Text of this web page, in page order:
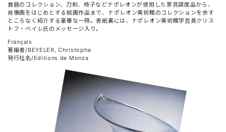
食器のコレクション、刀剣、椅子などナポレオンが使用した家具調度品から、
肖像画をはじめとする絵画作品まで、ナポレオン美術館のコレクションを余す
ところなく紹介する豪華な一冊。表紙裏には、ナポレオン美術館学芸員クリス
トフ・ベイレ氏のメッセージ入り。
Français
著編者/BEYELER, Christophe
発行社名/Editions de Monza